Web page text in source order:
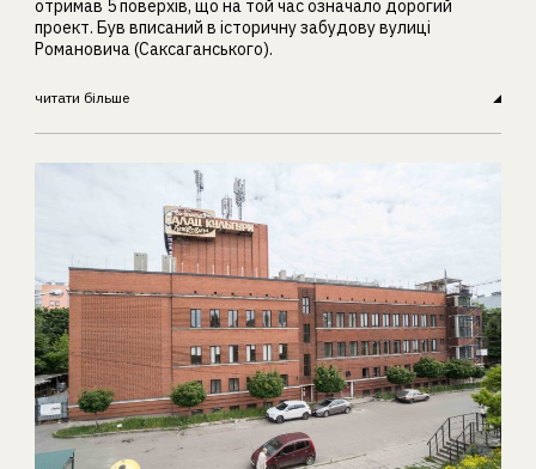
отримав 5 поверхів, що на той час означало дорогий
проект. Був вписаний в історичну забудову вулиці
Романовича (Саксаганського).
читати більше